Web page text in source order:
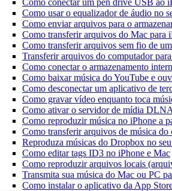
Como conectar um pen drive USB ao
Como usar o equalizador de áudio no
Como enviar arquivos para o
Como transferir arquivos do Mac para
Como transferir arquivos sem fio de
Transferir arquivos do computador
Como conectar o armazenamento
Como baixar música do YouTube e
Como desconectar um aplicativo de
Como gravar vídeo enquanto toca
Como ativar o servidor de mídia
Como reproduzir música no iPhone a
Como transferir arquivos de música
Reproduza músicas do Dropbox no
Como editar tags ID3 no iPhone e Mac
Como reproduzir arquivos locais
Transmita sua música do Mac ou PC
Como instalar o aplicativo da App